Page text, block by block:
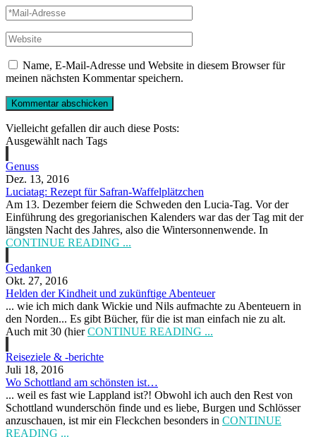
Name, E-Mail-Adresse und Website in diesem Browser für
meinen nächsten Kommentar speichern.
Vielleicht gefallen dir auch diese Posts:
Ausgewählt nach Tags
Genuss
Dez. 13, 2016
Luciatag: Rezept für Safran-Waffelplätzchen
Am 13. Dezember feiern die Schweden den Lucia-Tag. Vor der
Einführung des gregorianischen Kalenders war das der Tag mit der
längsten Nacht des Jahres, also die Wintersonnenwende. In
CONTINUE READING ...
Gedanken
Okt. 27, 2016
Helden der Kindheit und zukünftige Abenteuer
... wie ich mich dank Wickie und Nils aufmachte zu Abenteuern in
den Norden... Es gibt Bücher, für die ist man einfach nie zu alt.
Auch mit 30 (hierCONTINUE READING ...
Reiseziele & -berichte
Juli 18, 2016
Wo Schottland am schönsten ist…
... weil es fast wie Lappland ist?! Obwohl ich auch den Rest von
Schottland wunderschön finde und es liebe, Burgen und Schlösser
anzuschauen, ist mir ein Fleckchen besonders in CONTINUE
READING ...